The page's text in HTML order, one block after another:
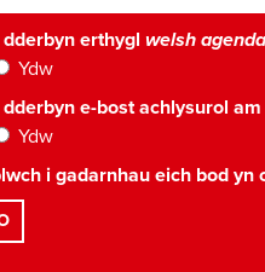
erthygl welsh agenda
Ydw
dderbyn e-bost achlysurol
Ydw
i gadarnhau eich bod yn